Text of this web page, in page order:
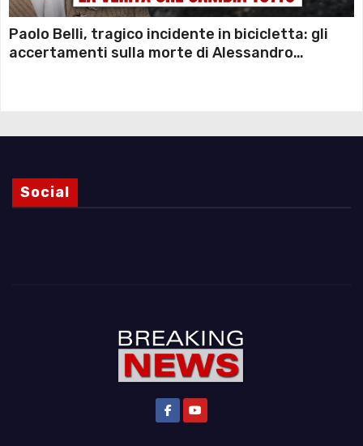
Paolo Belli, tragico incidente in bicicletta: gli
accertamenti sulla morte di Alessandro
Social